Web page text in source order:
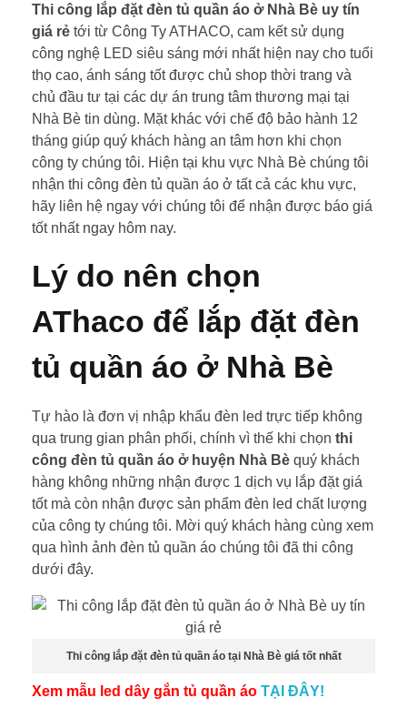
Thi công lắp đặt đèn tủ quần áo ở Nhà Bè uy tín
giá rẻ tới từ Công Ty ATHACO, cam kết sử dụng
công nghệ LED siêu sáng mới nhất hiện nay cho tuổi
thọ cao, ánh sáng tốt được chủ shop thời trang và
chủ đầu tư tại các dự án trung tâm thương mại tại
Nhà Bè tin dùng. Mặt khác với chế độ bảo hành 12
tháng giúp quý khách hàng an tâm hơn khi chọn
công ty chúng tôi. Hiện tại khu vực Nhà Bè chúng tôi
nhận thi công đèn tủ quần áo ở tất cả các khu vực,
hãy liên hệ ngay với chúng tôi để nhận được báo giá
tốt nhất ngay hôm nay.
Lý do nên chọn
AThaco để lắp đặt đèn
tủ quần áo ở Nhà Bè
Tự hào là đơn vị nhập khẩu đèn led trực tiếp không
qua trung gian phân phối, chính vì thế khi chọn thi
công đèn tủ quần áo ở huyện Nhà Bè quý khách
hàng không những nhận được 1 dịch vụ lắp đặt giá
tốt mà còn nhận được sản phẩm đèn led chất lượng
của công ty chúng tôi. Mời quý khách hàng cùng xem
qua hình ảnh đèn tủ quần áo chúng tôi đã thi công
dưới đây.
Thi công lắp đặt đèn tủ quần áo tại Nhà Bè giá tốt nhất
Xem mẫu led dây gắn tủ quần áo TẠI ĐÂY!